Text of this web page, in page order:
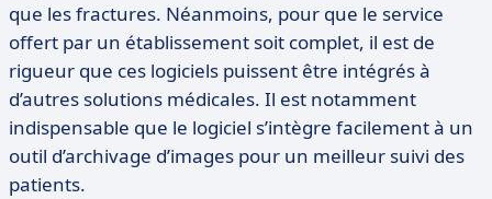
que les fractures. Néanmoins, pour que le service
offert par un établissement soit complet, il est de
rigueur que ces logiciels puissent être intégrés à
d’autres solutions médicales. Il est notamment
indispensable que le logiciel s’intègre facilement à un
outil d’archivage d’images pour un meilleur suivi des
patients.